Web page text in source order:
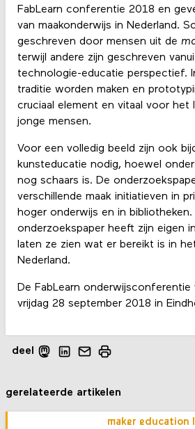
FabLearn conferentie 2018 en
van maakonderwijs in Nederland.
geschreven door mensen uit de
terwijl andere zijn geschreven
technologie-educatie perspectief.
traditie worden maken en
cruciaal element en vitaal voor het
jonge mensen.
Voor een volledig beeld zijn ook
kunsteducatie nodig, hoewel
nog schaars is. De
verschillende maak initiatieven in
hoger onderwijs en in bibliotheken.
onderzoekspaper heeft zijn eigen
laten ze zien wat er bereikt is in
Nederland.
De FabLearn onderwijsconferentie
vrijdag 28 september 2018 in
deel
gerelateerde artikelen
maker education